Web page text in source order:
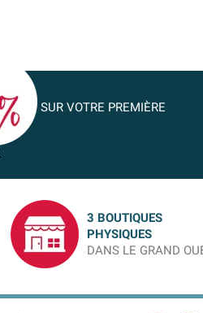
SUR VOTRE PREMIÈRE
3 BOUTIQUES
PHYSIQUES
DANS LE GRAND